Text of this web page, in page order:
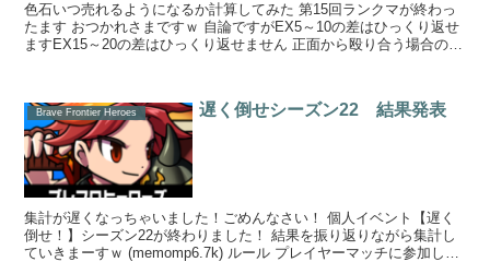
色石いつ売れるようになるか計算してみた 第15回ランクマが終わっ
たます おつかれさまですｗ 自論ですがEX5～10の差はひっくり返せ
ますEX15～20の差はひっくり返せません 正面から殴り合う場合の話
Brave Frontier Heroes 遅く倒せシーズン22 結果発表
集計が遅くなっちゃいました！ごめんなさい！ 個人イベント【遅く
倒せ！】シーズン22が終わりました！ 結果を振り返りながら集計し
ていきまーすｗ (memomp6.7k) ルール プレイヤーマッチに参加して